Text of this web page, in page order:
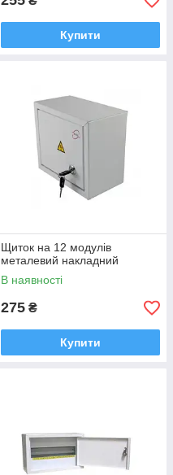
Купити
Щиток на 12 модулів
металевий накладний
В наявності
275 ₴
Купити